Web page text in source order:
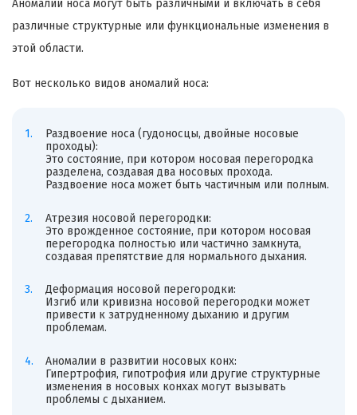
Аномалии носа могут быть различными и включать в себя
различные структурные или функциональные изменения в
этой области.
Вот несколько видов аномалий носа:
Раздвоение носа (гудоносцы, двойные носовые
проходы):
Это состояние, при котором носовая перегородка
разделена, создавая два носовых прохода.
Раздвоение носа может быть частичным или полным.
Атрезия носовой перегородки:
Это врожденное состояние, при котором носовая
перегородка полностью или частично замкнута,
создавая препятствие для нормального дыхания.
Деформация носовой перегородки:
Изгиб или кривизна носовой перегородки может
привести к затрудненному дыханию и другим
проблемам.
Аномалии в развитии носовых конх:
Гипертрофия, гипотрофия или другие структурные
изменения в носовых конхах могут вызывать
проблемы с дыханием.